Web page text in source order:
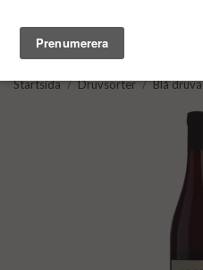
Startsida / Druvsorter / Blå druva